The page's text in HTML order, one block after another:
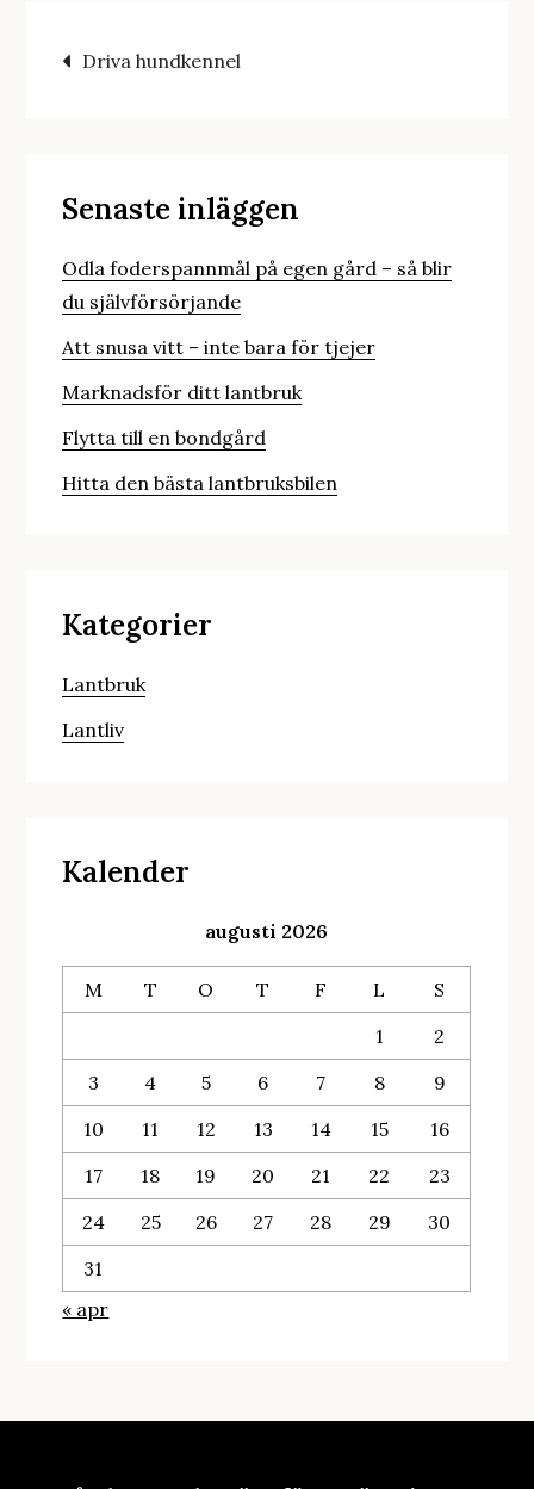
Inläggsnavigering
Driva hundkennel
Senaste inläggen
Odla foderspannmål på egen gård – så blir
du självförsörjande
Att snusa vitt – inte bara för tjejer
Marknadsför ditt lantbruk
Flytta till en bondgård
Hitta den bästa lantbruksbilen
Kategorier
Lantbruk
Lantliv
Kalender
augusti 2026
M T O T F L
S
1
2
3
4 5 6 7 8
9
10
11 12 13 14 15
16
17
18 19 20 21 22
23
24
25 26 27 28 29
30
31
« apr